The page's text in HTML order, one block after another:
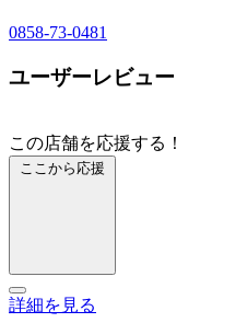
0858-73-0481
ユーザーレビュー
この店舗を応援する！
ここから応援
詳細を見る